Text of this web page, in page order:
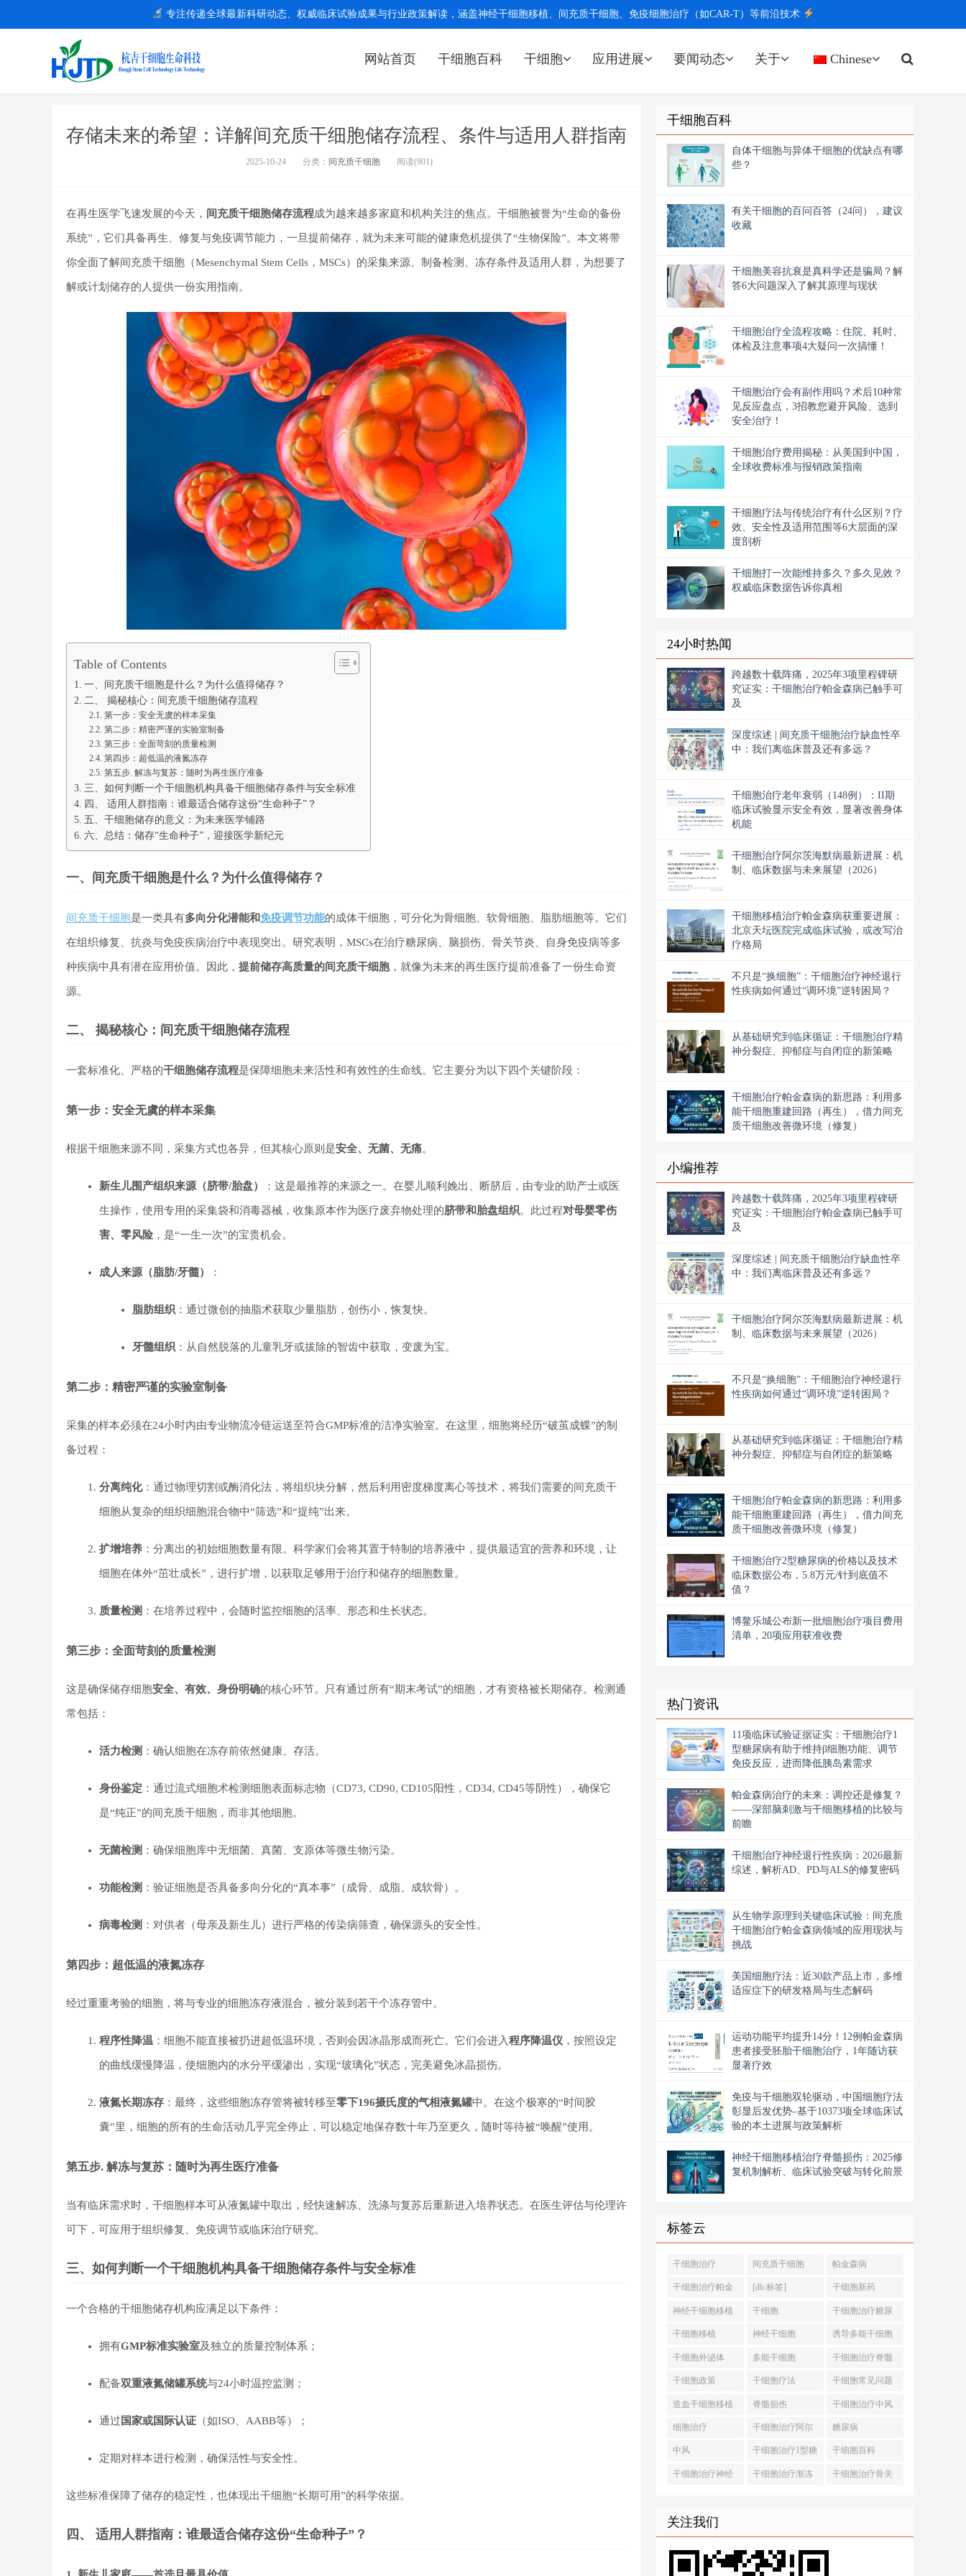
专注传递全球最新科研动态、权威临床试验成果与行业政策解读，涵盖神经干细胞移植、间充质干细胞、免疫细胞治疗（如CAR-T）等前沿技术
网站首页 干细胞百科 干细胞 应用进展 要闻动态 关于 Chinese
存储未来的希望：详解间充质干细胞储存流程、条件与适用人群指南
2025-10-24 分类： 间充质干细胞 阅读(901)
在再生医学飞速发展的今天， 间充质干细胞储存流程成为越来越多家庭和机构关注的焦点。干细胞被誉为“生命的备份
系统”，它们具备再生、修复与免疫调节能力，一旦提前储存，就为未来可能的健康危机提供了“生物保险”。本文将带
你全面了解间充质干细胞（Mesenchymal Stem Cells，MSCs）的采集来源、制备检测、冻存条件及适用人群，为想要了
解或计划储存的人提供一份实用指南。
Table of Contents
一、间充质干细胞是什么？为什么值得储存？
二、 揭秘核心：间充质干细胞储存流程
第一步：安全无虞的样本采集
第二步：精密严谨的实验室制备
第三步：全面苛刻的质量检测
第四步：超低温的液氮冻存
第五步. 解冻与复苏：随时为再生医疗准备
三、如何判断一个干细胞机构具备干细胞储存条件与安全标准
四、 适用人群指南：谁最适合储存这份“生命种子”？
五、干细胞储存的意义：为未来医学铺路
六、总结：储存“生命种子”，迎接医学新纪元
一、间充质干细胞是什么？为什么值得储存？
间充质干细胞是一类具有多向分化潜能和免疫调节功能的成体干细胞，可分化为骨细胞、软骨细胞、脂肪细胞等。它们
在组织修复、抗炎与免疫疾病治疗中表现突出。研究表明，MSCs在治疗糖尿病、脑损伤、骨关节炎、自身免疫病等多
种疾病中具有潜在应用价值。因此， 提前储存高质量的间充质干细胞，就像为未来的再生医疗提前准备了一份生命资
源。
二、 揭秘核心：间充质干细胞储存流程
一套标准化、严格的干细胞储存流程是保障细胞未来活性和有效性的生命线。它主要分为以下四个关键阶段：
第一步：安全无虞的样本采集
根据干细胞来源不同，采集方式也各异，但其核心原则是安全、无菌、无痛。
新生儿围产组织来源（脐带/胎盘） ：这是最推荐的来源之一。在婴儿顺利娩出、断脐后，由专业的助产士或医
生操作，使用专用的采集袋和消毒器械，收集原本作为医疗废弃物处理的脐带和胎盘组织。此过程对母婴零伤
害、零风险 ，是“一生一次”的宝贵机会。
成人来源（脂肪/牙髓） ：
脂肪组织 ：通过微创的抽脂术获取少量脂肪，创伤小，恢复快。
牙髓组织 ：从自然脱落的儿童乳牙或拔除的智齿中获取，变废为宝。
第二步：精密严谨的实验室制备
采集的样本必须在24小时内由专业物流冷链运送至符合GMP标准的洁净实验室。在这里，细胞将经历“破茧成蝶”的制
备过程：
分离纯化：通过物理切割或酶消化法，将组织块分解，然后利用密度梯度离心等技术，将我们需要的间充质干
细胞从复杂的组织细胞混合物中“筛选”和“提纯”出来。
扩增培养 ：分离出的初始细胞数量有限。科学家们会将其置于特制的培养液中，提供最适宜的营养和环境，让
细胞在体外“茁壮成长”，进行扩增，以获取足够用于治疗和储存的细胞数量。
质量检测 ：在培养过程中，会随时监控细胞的活率、形态和生长状态。
第三步：全面苛刻的质量检测
这是确保储存细胞安全、有效、身份明确的核心环节。只有通过所有“期末考试”的细胞，才有资格被长期储存。检测通
常包括：
活力检测 ：确认细胞在冻存前依然健康、存活。
身份鉴定 ：通过流式细胞术检测细胞表面标志物（CD73, CD90, CD105阳性，CD34, CD45等阴性），确保它
是“纯正”的间充质干细胞，而非其他细胞。
无菌检测 ：确保细胞库中无细菌、真菌、支原体等微生物污染。
功能检测 ：验证细胞是否具备多向分化的“真本事”（成骨、成脂、成软骨）。
病毒检测 ：对供者（母亲及新生儿）进行严格的传染病筛查，确保源头的安全性。
第四步：超低温的液氮冻存
经过重重考验的细胞，将与专业的细胞冻存液混合，被分装到若干个冻存管中。
程序性降温 ：细胞不能直接被扔进超低温环境，否则会因冰晶形成而死亡。它们会进入程序降温仪 ，按照设定
的曲线缓慢降温，使细胞内的水分平缓渗出，实现“玻璃化”状态，完美避免冰晶损伤。
液氮长期冻存 ：最终，这些细胞冻存管将被转移至零下196摄氏度的气相液氮罐中。在这个极寒的“时间胶
囊”里，细胞的所有的生命活动几乎完全停止，可以稳定地保存数十年乃至更久，随时等待被“唤醒”使用。
第五步. 解冻与复苏：随时为再生医疗准备
当有临床需求时，干细胞样本可从液氮罐中取出，经快速解冻、洗涤与复苏后重新进入培养状态。在医生评估与伦理许
可下，可应用于组织修复、免疫调节或临床治疗研究。
三、如何判断一个干细胞机构具备干细胞储存条件与安全标准
一个合格的干细胞储存机构应满足以下条件：
拥有GMP标准实验室及独立的质量控制体系；
配备双重液氮储罐系统与24小时温控监测；
通过 国家或国际认证 （如ISO、AABB等）；
定期对样本进行检测，确保活性与安全性。
这些标准保障了储存的稳定性，也体现出干细胞“长期可用”的科学依据。
四、 适用人群指南：谁最适合储存这份“生命种子”？
干细胞百科
自体干细胞与异体干细胞的优缺点有哪
些？
有关干细胞的百问百答（24问），建议
收藏
干细胞美容抗衰是真科学还是骗局？解
答6大问题深入了解其原理与现状
干细胞治疗全流程攻略：住院、耗时、
体检及注意事项4大疑问一次搞懂！
干细胞治疗会有副作用吗？术后10种常
见反应盘点，3招教您避开风险、选到
安全治疗！
干细胞治疗费用揭秘：从美国到中国，
全球收费标准与报销政策指南
干细胞疗法与传统治疗有什么区别？疗
效、安全性及适用范围等6大层面的深
度剖析
干细胞打一次能维持多久？多久见效？
权威临床数据告诉你真相
24小时热闻
跨越数十载阵痛，2025年3项里程碑研
究证实：干细胞治疗帕金森病已触手可
及
深度综述 | 间充质干细胞治疗缺血性卒
中：我们离临床普及还有多远？
干细胞治疗老年衰弱（148例）：II期
临床试验显示安全有效，显著改善身体
机能
干细胞治疗阿尔茨海默病最新进展：机
制、临床数据与未来展望（2026）
干细胞移植治疗帕金森病获重要进展：
北京天坛医院完成临床试验，或改写治
疗格局
不只是“换细胞”：干细胞治疗神经退行
性疾病如何通过“调环境”逆转困局？
从基础研究到临床循证：干细胞治疗精
神分裂症、抑郁症与自闭症的新策略
干细胞治疗帕金森病的新思路：利用多
能干细胞重建回路（再生），借力间充
质干细胞改善微环境（修复）
小编推荐
跨越数十载阵痛，2025年3项里程碑研
究证实：干细胞治疗帕金森病已触手可
及
深度综述 | 间充质干细胞治疗缺血性卒
中：我们离临床普及还有多远？
干细胞治疗阿尔茨海默病最新进展：机
制、临床数据与未来展望（2026）
不只是“换细胞”：干细胞治疗神经退行
性疾病如何通过“调环境”逆转困局？
从基础研究到临床循证：干细胞治疗精
神分裂症、抑郁症与自闭症的新策略
干细胞治疗帕金森病的新思路：利用多
能干细胞重建回路（再生），借力间充
质干细胞改善微环境（修复）
干细胞治疗2型糖尿病的价格以及技术
临床数据公布，5.8万元/针到底值不
值？
博鳌乐城公布新一批细胞治疗项目费用
清单，20项应用获准收费
热门资讯
11项临床试验证据证实：干细胞治疗1
型糖尿病有助于维持β细胞功能、调节
免疫反应，进而降低胰岛素需求
帕金森病治疗的未来：调控还是修复？
——深部脑刺激与干细胞移植的比较与
前瞻
干细胞治疗神经退行性疾病：2026最新
综述，解析AD、PD与ALS的修复密码
从生物学原理到关键临床试验：间充质
干细胞治疗帕金森病领域的应用现状与
挑战
美国细胞疗法：近30款产品上市，多维
适应症下的研发格局与生态解码
运动功能平均提升14分！12例帕金森病
患者接受胚胎干细胞治疗，1年随访获
显著疗效
免疫与干细胞双轮驱动，中国细胞疗法
彰显后发优势–基于10373项全球临床试
验的本土进展与政策解析
神经干细胞移植治疗脊髓损伤：2025修
复机制解析、临床试验突破与转化前景
标签云
干细胞治疗 间充质干细胞 帕金森病
干细胞治疗帕金
森病
[db:标签] 干细胞新药
神经干细胞移植 干细胞 干细胞治疗糖尿
病
干细胞移植 神经干细胞 诱导多能干细胞
干细胞外泌体 多能干细胞 干细胞治疗脊髓
损伤
干细胞政策 干细胞疗法 干细胞常见问题
造血干细胞移植 脊髓损伤 干细胞治疗中风
细胞治疗 干细胞治疗阿尔
茨海默病
糖尿病
中风 干细胞治疗1型糖
尿病
干细胞百科
干细胞治疗神经 干细胞治疗渐冻 干细胞治疗骨关
关注我们